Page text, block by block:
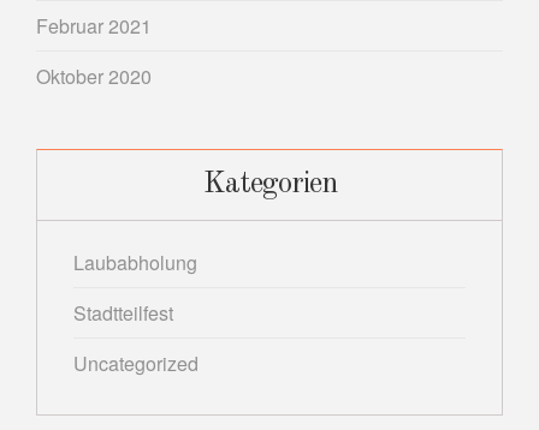
Februar 2021
Oktober 2020
Kategorien
Laubabholung
Stadtteilfest
Uncategorized